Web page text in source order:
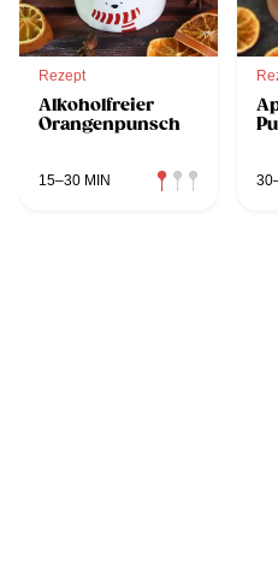
Rezept
Alkoholfreier
Orangenpunsch
15–30 MIN